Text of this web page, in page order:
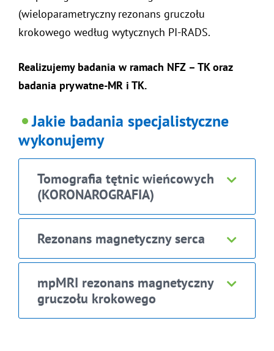
(wieloparametryczny rezonans gruczołu
krokowego według wytycznych PI-RADS.
Realizujemy badania w ramach NFZ – TK oraz
badania prywatne-MR i TK.
Jakie badania specjalistyczne
wykonujemy
Tomografia tętnic wieńcowych
(KORONAROGRAFIA)
Rezonans magnetyczny serca
mpMRI rezonans magnetyczny
gruczołu krokowego